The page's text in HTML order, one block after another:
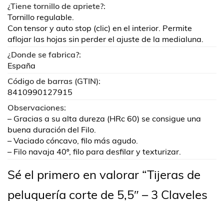
¿Tiene tornillo de apriete?:
Tornillo regulable.
Con tensor y auto stop (clic) en el interior. Permite
aflojar las hojas sin perder el ajuste de la medialuna.
¿Donde se fabrica?:
España
Código de barras (GTIN):
8410990127915
Observaciones:
– Gracias a su alta dureza (HRc 60) se consigue una
buena duración del Filo.
– Vaciado cóncavo, filo más agudo.
– Filo navaja 40º, filo para desfilar y texturizar.
Sé el primero en valorar “Tijeras de
peluquería corte de 5,5″ – 3 Claveles